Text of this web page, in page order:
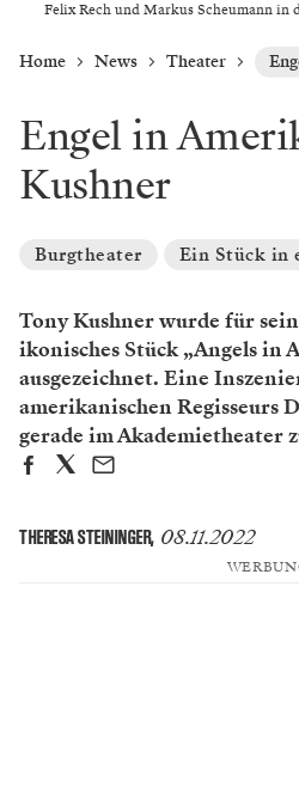
Felix Rech und Markus Scheumann in
Home News Theater
Engel in
Kushner
Burgtheater Ein Stück in
Tony Kushner wurde für
ikonisches Stück „Angels in
ausgezeichnet. Eine
amerikanischen Regisseurs
gerade im Akademietheater
THERESA STEININGER, 08.11.2022